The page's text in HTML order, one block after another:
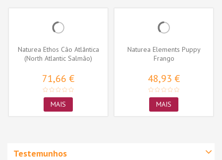
Naturea Ethos Cão Atlântica
(North Atlantic Salmão)
71,66 €
MAIS
Naturea Elements Puppy
Frango
48,93 €
MAIS
Testemunhos